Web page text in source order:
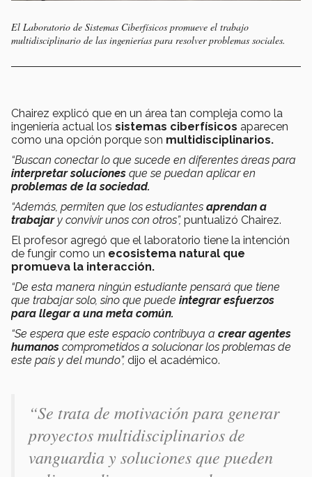
El Laboratorio de Sistemas Ciberfísicos promueve el trabajo
multidisciplinario de las ingenierías para resolver problemas sociales.
Chairez explicó que en un área tan compleja como la
ingeniería actual los sistemas ciberfísicos aparecen
como una opción porque son multidisciplinarios.
“Buscan conectar lo que sucede en diferentes áreas para
interpretar soluciones que se puedan aplicar en
problemas de la sociedad.
“Además, permiten que los estudiantes aprendan a
trabajary convivir unos con otros”, puntualizó Chairez.
El profesor agregó que el laboratorio tiene la intención
de fungir como un ecosistema natural que
promueva la interacción.
“De esta manera ningún estudiante pensará que tiene
que trabajar solo, sino que puede integrar esfuerzos
para llegar a una meta común.
“Se espera que este espacio contribuya a crear agentes
humanos comprometidos a solucionar los problemas de
este país y del mundo”, dijo el académico.
“Se trata de motivación para generar
proyectos multidisciplinarios de
vanguardia y soluciones que pueden